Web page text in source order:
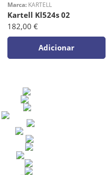
Marca: KARTELL
Kartell Kl524s 02
182,00 €
Adicionar